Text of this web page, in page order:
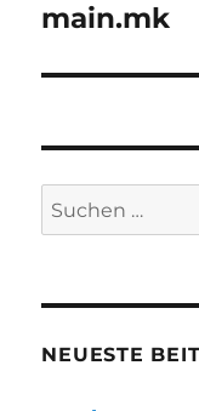
Beitrag:
main.mk
Suchen
nach:
NEUESTE